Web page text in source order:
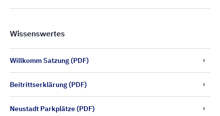
Wissenswertes
Willkomm Satzung (PDF)
Beitrittserklärung (PDF)
Neustadt Parkplätze (PDF)